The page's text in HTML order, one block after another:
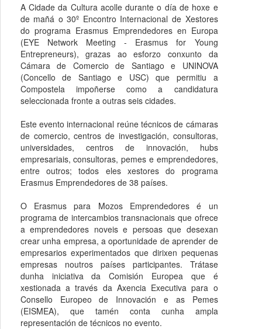
A Cidade da Cultura acolle durante o día de hoxe e
de mañá o 30º Encontro Internacional de Xestores
do programa Erasmus Emprendedores en Europa
(EYE Network Meeting - Erasmus for Young
Entrepreneurs), grazas ao esforzo conxunto da
Cámara de Comercio de Santiago e UNINOVA
(Concello de Santiago e USC) que permitiu a
Compostela impoñerse como a candidatura
seleccionada fronte a outras seis cidades.
Este evento internacional reúne técnicos de cámaras
de comercio, centros de investigación, consultoras,
universidades, centros de innovación, hubs
empresariais, consultoras, pemes e emprendedores,
entre outros; todos eles xestores do programa
Erasmus Emprendedores de 38 países.
O Erasmus para Mozos Emprendedores é un
programa de intercambios transnacionais que ofrece
a emprendedores noveis e persoas que desexan
crear unha empresa, a oportunidade de aprender de
empresarios experimentados que dirixen pequenas
empresas noutros países participantes. Trátase
dunha iniciativa da Comisión Europea que é
xestionada a través da Axencia Executiva para o
Consello Europeo de Innovación e as Pemes
(EISMEA), que tamén conta cunha ampla
representación de técnicos no evento.